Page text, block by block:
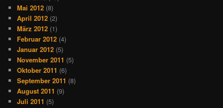
Mai 2012 (8)
April 2012 (2)
März 2012 (1)
Februar 2012 (4)
Januar 2012 (5)
November 2011 (5)
Oktober 2011 (6)
September 2011 (8)
August 2011 (9)
Juli 2011 (5)